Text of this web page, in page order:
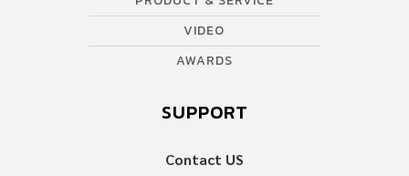
VIDEO
AWARDS
SUPPORT
Contact US